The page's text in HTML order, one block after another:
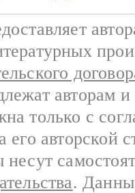
авторам
только с
его авторской
несут
.